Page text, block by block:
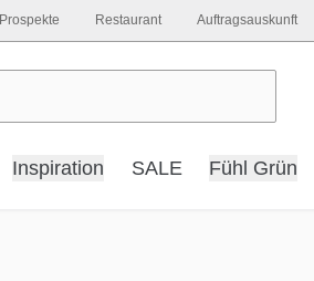
Inspiration SALE Fühl Grün
Prospekte Restaurant Auftragsauskunft